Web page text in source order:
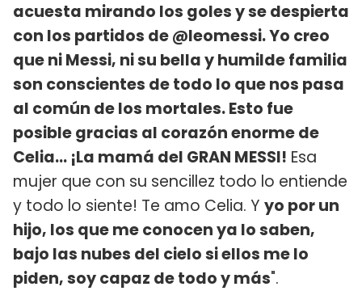
acuesta mirando los goles y se despierta
con los partidos de @leomessi. Yo creo
que ni Messi, ni su bella y humilde familia
son conscientes de todo lo que nos pasa
al común de los mortales. Esto fue
posible gracias al corazón enorme de
Celia… ¡La mamá del GRAN MESSI! Esa
mujer que con su sencillez todo lo entiende
y todo lo siente! Te amo Celia. Y yo por un
hijo, los que me conocen ya lo saben,
bajo las nubes del cielo si ellos me lo
piden, soy capaz de todo y más".